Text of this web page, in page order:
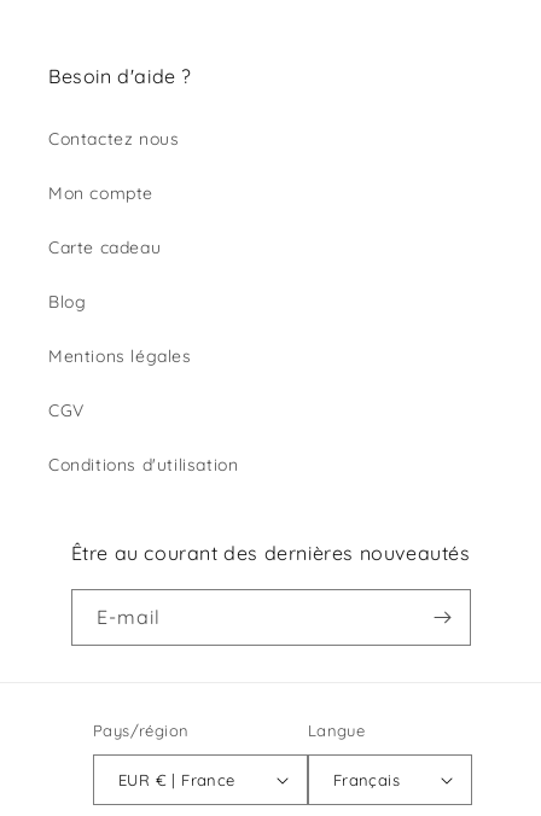
Besoin d'aide ?
Contactez nous
Mon compte
Carte cadeau
Blog
Mentions légales
CGV
Conditions d'utilisation
Être au courant des dernières nouveautés
E-mail
Pays/région
EUR € | France
Langue
Français